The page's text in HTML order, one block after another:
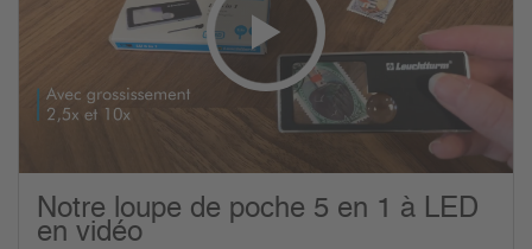
Notre loupe de poche 5 en 1 à LED
en vidéo